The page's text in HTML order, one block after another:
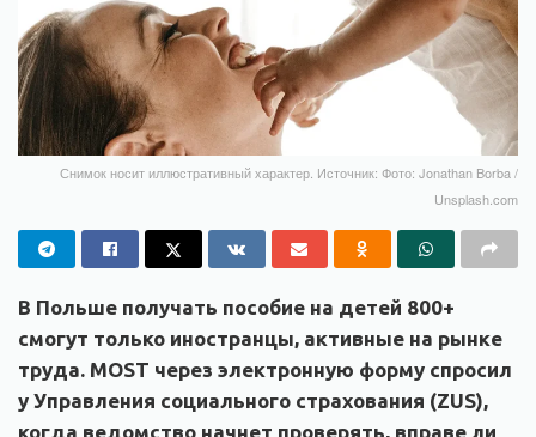
Снимок носит иллюстративный характер. Источник: Фото: Jonathan Borba /
Unsplash.com
В Польше получать пособие на детей 800+
смогут только иностранцы, активные на рынке
труда. MOST через электронную форму спросил
у Управления социального страхования (ZUS),
когда ведомство начнет проверять, вправе ли